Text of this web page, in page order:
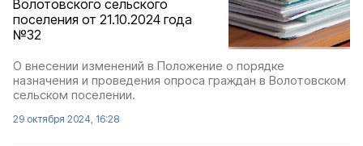
Волотовского сельского
поселения от 21.10.2024 года
№32
О внесении изменений в Положение о порядке
назначения и проведения опроса граждан в Волотовском
сельском поселении.
29 октября 2024, 16:28